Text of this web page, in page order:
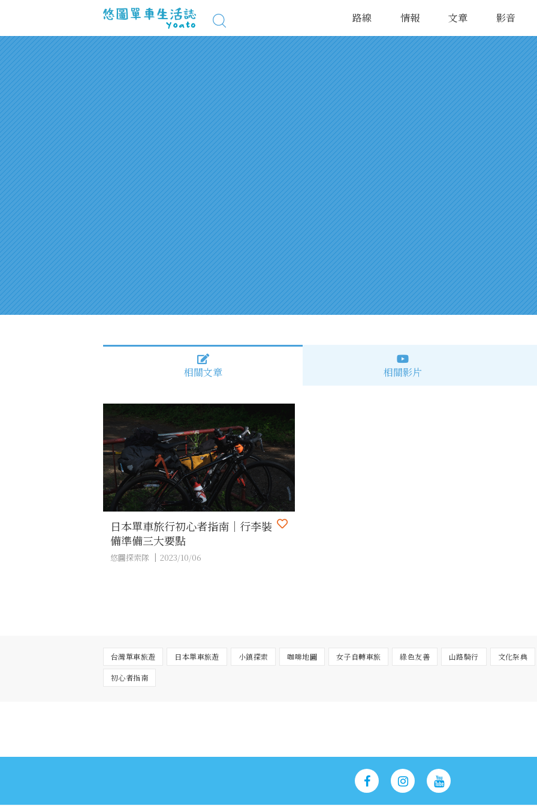
路線 情報 文章
單車旅行
風格生活
探索圖鑑
影音
單車旅行
風格生活
相關文章 相關影片
日本單車旅行初心者指南｜行李裝
備準備三大要點
悠圖探索隊 2023/10/06
台灣單車旅遊 日本單車旅遊 小鎮探索 咖啡地圖 女子自轉車旅 綠色友善 山路騎行 文化祭典
初心者指南